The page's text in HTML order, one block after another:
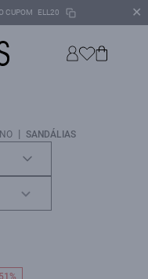
CUPOM ELL20 ✕
| SANDÁLIAS
51%